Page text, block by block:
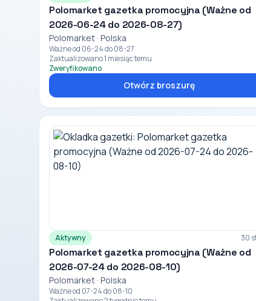
Polomarket gazetka promocyjna (Ważne od
2026-06-24 do 2026-08-27)
Polomarket · Polska
Ważne od 06-24 do 08-27
Zaktualizowano 1 miesiąc temu
Zweryfikowano
Otwórz broszurę
Aktywny 30
Polomarket gazetka promocyjna (Ważne od
2026-07-24 do 2026-08-10)
Polomarket · Polska
Ważne od 07-24 do 08-10